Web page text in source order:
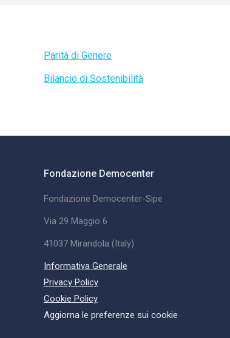
Parità di Genere
Bilancio di Sostenibilità
Fondazione Democenter
Fondazione Democenter-Sipe
Via 29 Maggio 6
41037 Mirandola (Italy)
Informativa Generale
Privacy Policy
Cookie Policy
Aggiorna le preferenze sui cookie